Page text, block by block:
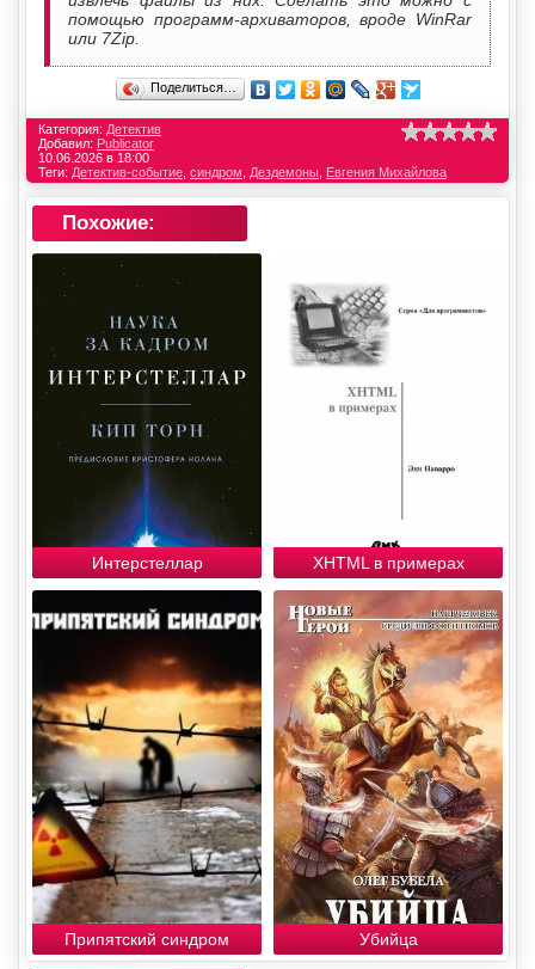
помощью программ-архиваторов, вроде WinRar
или 7Zip.
Поделиться…
Категория: Детектив
Добавил: Publicator
10.06.2026 в 18:00
Теги: Детектив-событие синдром Дездемоны Евгения Михайлова
Похожие:
Интерстеллар XHTML в примерах
Припятский синдром Убийца